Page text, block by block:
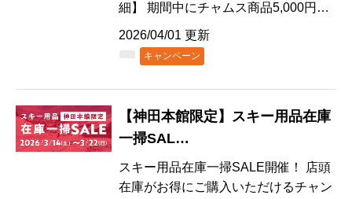
細】 期間中にチャムス商品5,000円…
2026/04/01 更新
キャンペーン
【神田本館限定】スキー用品在庫
一掃SAL…
スキー用品在庫一掃SALE開催！ 店頭
在庫がお得にご購入いただけるチャン